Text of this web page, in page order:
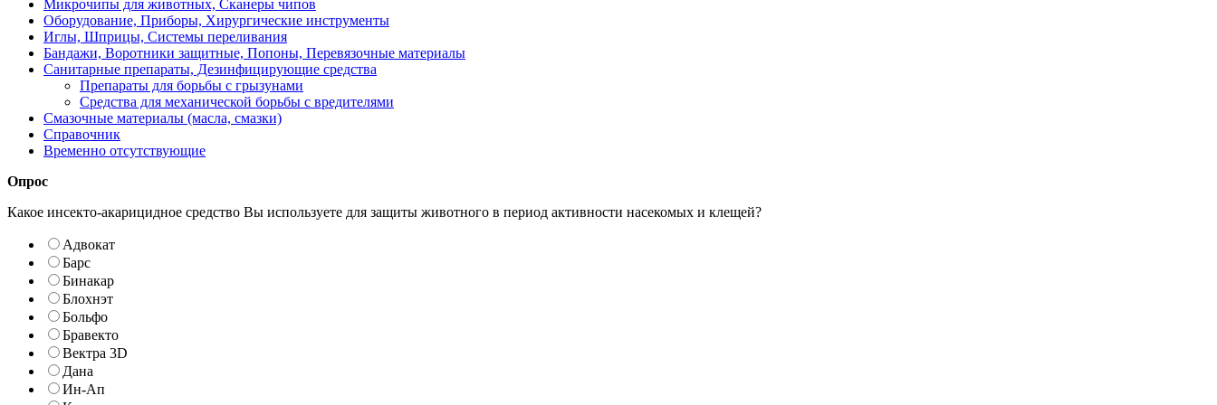
Микрочипы для животных, Сканеры чипов
Оборудование, Приборы, Хирургические инструменты
Иглы, Шприцы, Системы переливания
Бандажи, Воротники защитные, Попоны, Перевязочные материалы
Санитарные препараты, Дезинфицирующие средства
Препараты для борьбы с грызунами
Средства для механической борьбы с вредителями
Смазочные материалы (масла, смазки)
Справочник
Временно отсутствующие
Опрос
Какое инсекто-акарицидное средство Вы используете для защиты животного в период активности насекомых и клещей?
Адвокат
Барс
Бинакар
Блохнэт
Больфо
Бравекто
Вектра 3D
Дана
Ин-Ап